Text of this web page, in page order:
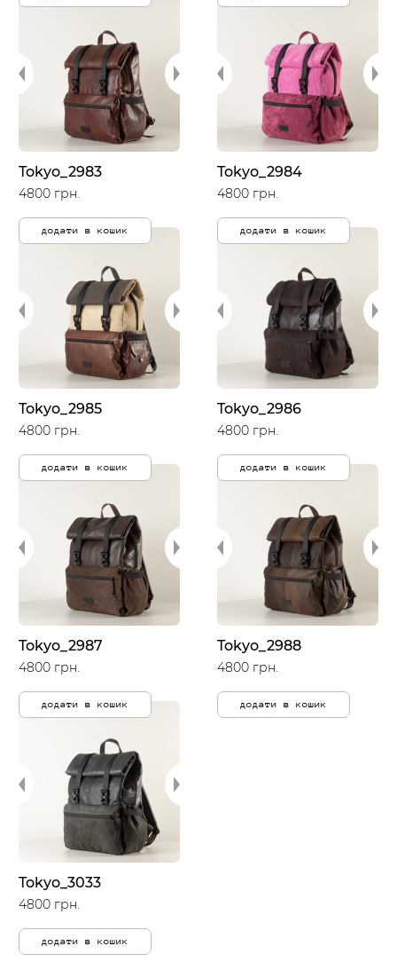
Tokyo_2983
4800 грн.
додати в кошик
Tokyo_2984
4800 грн.
додати в кошик
Tokyo_2985
4800 грн.
додати в кошик
Tokyo_2986
4800 грн.
додати в кошик
Tokyo_2987
4800 грн.
додати в кошик
Tokyo_2988
4800 грн.
додати в кошик
Tokyo_3033
4800 грн.
додати в кошик